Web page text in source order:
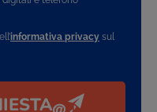
informativa privacy sul